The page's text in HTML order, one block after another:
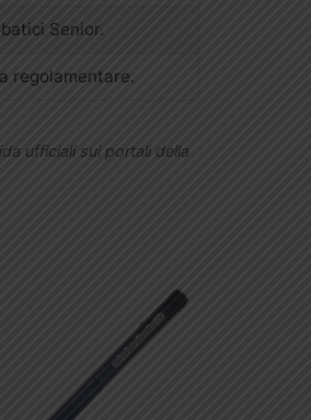
Senior.
regolamentare.
ufficiali sui portali della